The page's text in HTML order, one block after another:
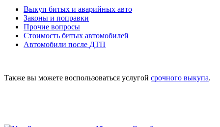
Выкуп битых и аварийных авто
Законы и поправки
Прочие вопросы
Стоимость битых автомобилей
Автомобили после ДТП
Также вы можете воспользоваться услугой срочного выкупа.